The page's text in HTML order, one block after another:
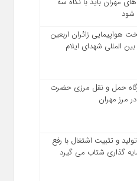
شود
هواپیمایی زائران اربعین
المللی شهدای ایلام
حمل‌ و نقل مرزی حضرت
مرز مهران
و تثبیت اشتغال با رفع
گذاری شتاب می‌ گیرد